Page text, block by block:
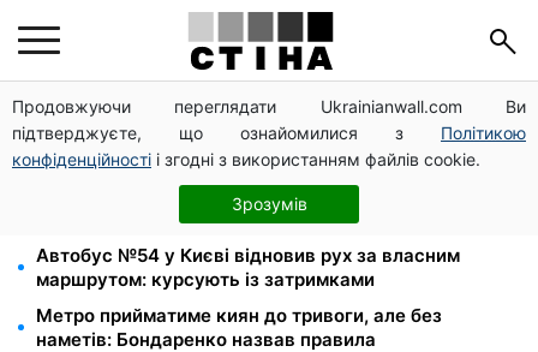
Продовжуючи переглядати Ukrainianwall.com Ви
підтверджуєте, що ознайомилися з Політикою
конфіденційності і згодні з використанням файлів cookie.
Зрозумів
Церковне свято 9 серпня: апостол Матфій, три
суворі заборони Успенського посту та прикмети на
зиму
Середа 12 серпня — найнебезпечніший день тижня:
що можна й не можна робити з 10 до 16 серпня
Автобус №54 у Києві відновив рух за власним
маршрутом: курсують із затримками
Метро прийматиме киян до тривоги, але без
наметів: Бондаренко назвав правила